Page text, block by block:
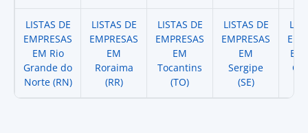
LISTAS DE
EMPRESAS
EM Rio
Grande do
Norte (RN)
LISTAS DE
EMPRESAS
EM
Roraima
(RR)
LISTAS DE
EMPRESAS
EM
Tocantins
(TO)
LISTAS DE
EMPRESAS
EM
Sergipe
(SE)
EM